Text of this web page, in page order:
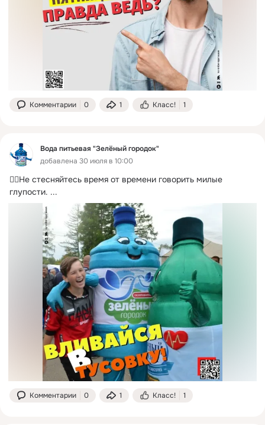
Комментарии 0 1 Класс! 1
Вода питьевая "Зелёный городок"
добавлена 30 июля в 10:00
👉🏻Не стесняйтесь время от времени говорить милые
глупости. ...
Комментарии 0 1 Класс! 1